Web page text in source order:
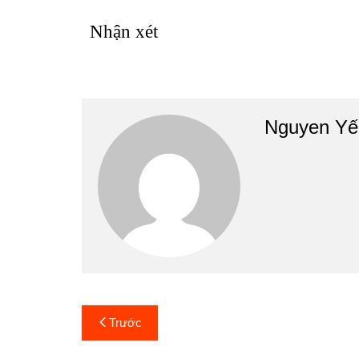
Nhận xét
Nguyen
Điều
hướng
Trước